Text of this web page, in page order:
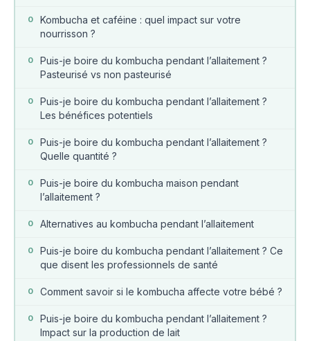
0
Kombucha et caféine : quel impact sur votre
nourrisson ?
0
Puis-je boire du kombucha pendant l’allaitement ?
Pasteurisé vs non pasteurisé
0
Puis-je boire du kombucha pendant l’allaitement ?
Les bénéfices potentiels
0
Puis-je boire du kombucha pendant l’allaitement ?
Quelle quantité ?
0
Puis-je boire du kombucha maison pendant
l’allaitement ?
0 Alternatives au kombucha pendant l’allaitement
0
Puis-je boire du kombucha pendant l’allaitement ? Ce
que disent les professionnels de santé
0 Comment savoir si le kombucha affecte votre bébé ?
0
Puis-je boire du kombucha pendant l’allaitement ?
Impact sur la production de lait